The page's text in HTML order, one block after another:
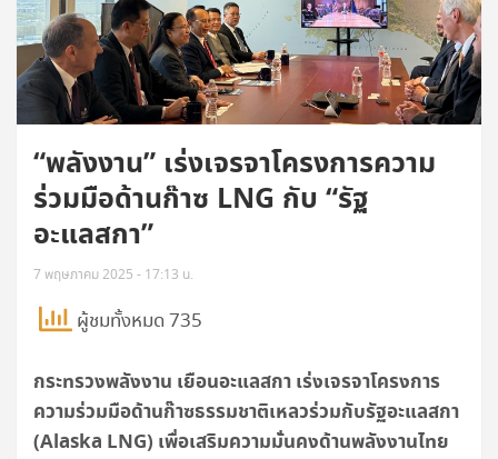
“พลังงาน” เร่งเจรจาโครงการความ
ร่วมมือด้านก๊าซ LNG กับ “รัฐ
อะแลสกา”
7 พฤษภาคม 2025 - 17:13 น.
ผู้ชมทั้งหมด 735
กระทรวงพลังงาน เยือนอะแลสกา เร่งเจรจาโครงการ
ความร่วมมือด้านก๊าซธรรมชาติเหลวร่วมกับรัฐอะแลสกา
(Alaska LNG) เพื่อเสริมความมั่นคงด้านพลังงานไทย